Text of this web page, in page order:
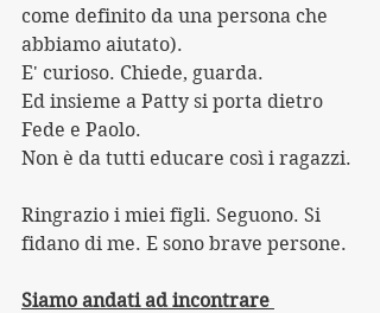
come definito da una persona che
abbiamo aiutato).
E' curioso. Chiede, guarda.
Ed insieme a Patty si porta dietro
Fede e Paolo.
Non è da tutti educare così i ragazzi.
Ringrazio i miei figli. Seguono. Si
fidano di me. E sono brave persone.
Siamo andati ad incontrare